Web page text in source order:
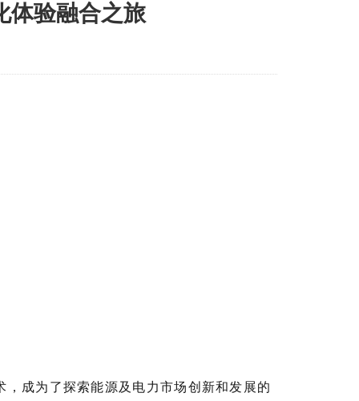
体验融合之旅
成为了探索能源及电力市场创新和发展的